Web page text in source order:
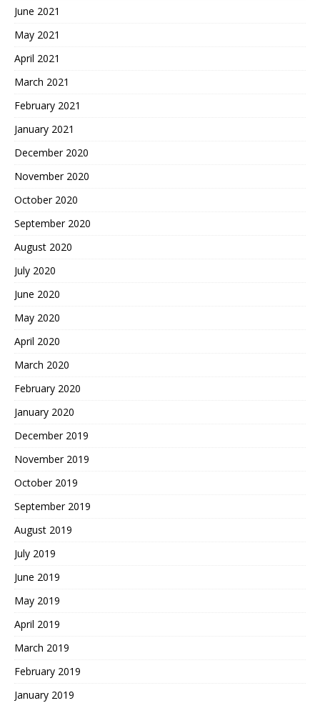
June 2021
May 2021
April 2021
March 2021
February 2021
January 2021
December 2020
November 2020
October 2020
September 2020
August 2020
July 2020
June 2020
May 2020
April 2020
March 2020
February 2020
January 2020
December 2019
November 2019
October 2019
September 2019
August 2019
July 2019
June 2019
May 2019
April 2019
March 2019
February 2019
January 2019